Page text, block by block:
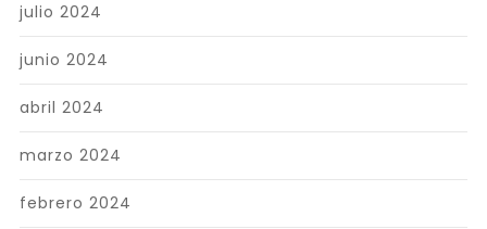
julio 2024
junio 2024
abril 2024
marzo 2024
febrero 2024